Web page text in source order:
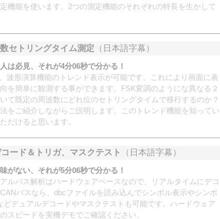
機能を使います。2つの測定機能のそれぞれの特長を生かして
セトリングタイム測定 （日本語字幕）
は必見、それが4分06秒で分かる！
波形演算機能のトレンド表示が可能です。これにより画面に表
を簡単に観測する事ができます。FSK変調のようにな異なる２
て既定の周波数にどれ位のセトリングタイムで移行するのか？
をご紹介しながらご説明します。このトレンド機能を知ってい
だけると思います。
ード＆トリガ、マスクテスト （日本語字幕）
がない、それが5分06秒で分かる！
ルバス解析はハードウェアベースなので、リアルタイムにデコ
バスなら、dbcファイルを読み込んでシンボル表示やシンボ
デュアルデコードやマスクテストも可能です。ハードウェア
スピードを実機デモでご確認ください。